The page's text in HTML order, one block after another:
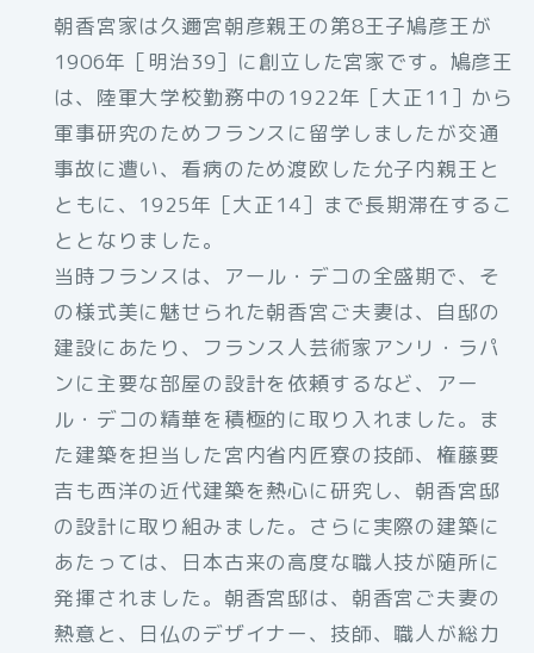
朝香宮家は久邇宮朝彦親王の第8王子鳩彦王が
1906年［明治39］に創立した宮家です。鳩彦王
は、陸軍大学校勤務中の1922年［大正11］から
軍事研究のためフランスに留学しましたが交通
事故に遭い、看病のため渡欧した允子内親王と
ともに、1925年［大正14］まで長期滞在するこ
ととなりました。
当時フランスは、アール・デコの全盛期で、そ
の様式美に魅せられた朝香宮ご夫妻は、自邸の
建設にあたり、フランス人芸術家アンリ・ラパ
ンに主要な部屋の設計を依頼するなど、アー
ル・デコの精華を積極的に取り入れました。ま
た建築を担当した宮内省内匠寮の技師、権藤要
吉も西洋の近代建築を熱心に研究し、朝香宮邸
の設計に取り組みました。さらに実際の建築に
あたっては、日本古来の高度な職人技が随所に
発揮されました。朝香宮邸は、朝香宮ご夫妻の
熱意と、日仏のデザイナー、技師、職人が総力